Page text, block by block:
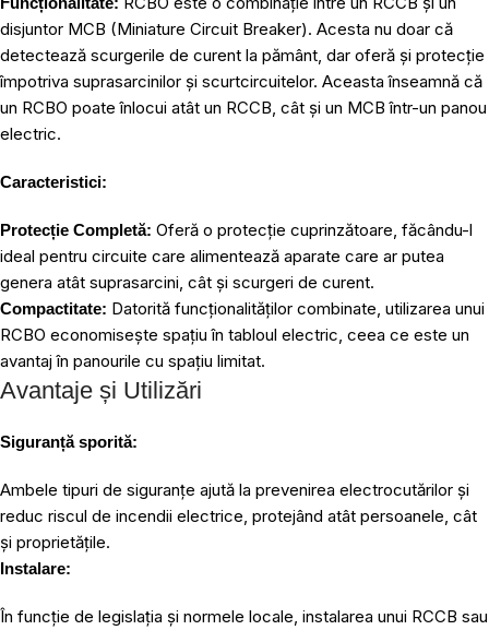
disjuntor MCB (Miniature Circuit Breaker). Acesta nu doar că
detectează scurgerile de curent la pământ, dar oferă și protecție
împotriva suprasarcinilor și scurtcircuitelor. Aceasta înseamnă că
un RCBO poate înlocui atât un RCCB, cât și un MCB într-un panou
electric.
Caracteristici:
Protecție Completă: Oferă o protecție cuprinzătoare, făcându-l
ideal pentru circuite care alimentează aparate care ar putea
genera atât suprasarcini, cât și scurgeri de curent.
Compactitate: Datorită funcționalităților combinate, utilizarea unui
RCBO economisește spațiu în tabloul electric, ceea ce este un
avantaj în panourile cu spațiu limitat.
Avantaje și Utilizări
Siguranță sporită:
Ambele tipuri de siguranțe ajută la prevenirea electrocutărilor și
reduc riscul de incendii electrice, protejând atât persoanele, cât
și proprietățile.
Instalare:
În funcție de legislația și normele locale, instalarea unui RCCB sau